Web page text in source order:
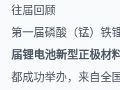
往届回顾
第一届磷酸（锰）铁
届锂电池新型正极材
都成功举办，来自全